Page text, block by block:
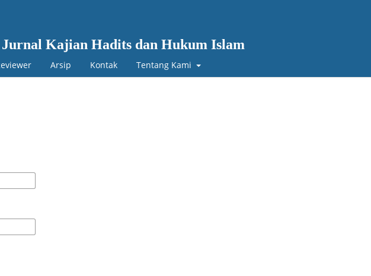
Kajian Hadits dan Hukum Islam
Arsip Kontak Tentang Kami